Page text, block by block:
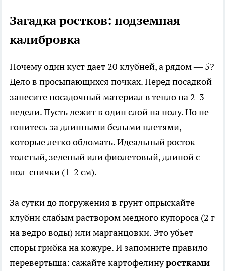
Загадка ростков: подземная
калибровка
Почему один куст дает 20 клубней, а рядом — 5?
Дело в просыпающихся почках. Перед посадкой
занесите посадочный материал в тепло на 2-3
недели. Пусть лежит в один слой на полу. Но не
гонитесь за длинными белыми плетями,
которые легко обломать. Идеальный росток —
толстый, зеленый или фиолетовый, длиной с
пол-спички (1-2 см).
За сутки до погружения в грунт опрыскайте
клубни слабым раствором медного купороса (2 г
на ведро воды) или марганцовки. Это убьет
споры грибка на кожуре. И запомните правило
перевертыша: сажайте картофелинуростками